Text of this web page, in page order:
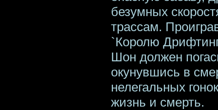
безумных
трассам.
`Королю
Шон должен
окунувшись в
нелегальных
жизнь и смерть.